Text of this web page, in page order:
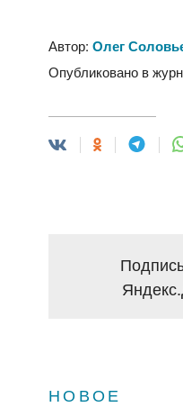
Автор: Олег
Опубликовано в
НОВОЕ